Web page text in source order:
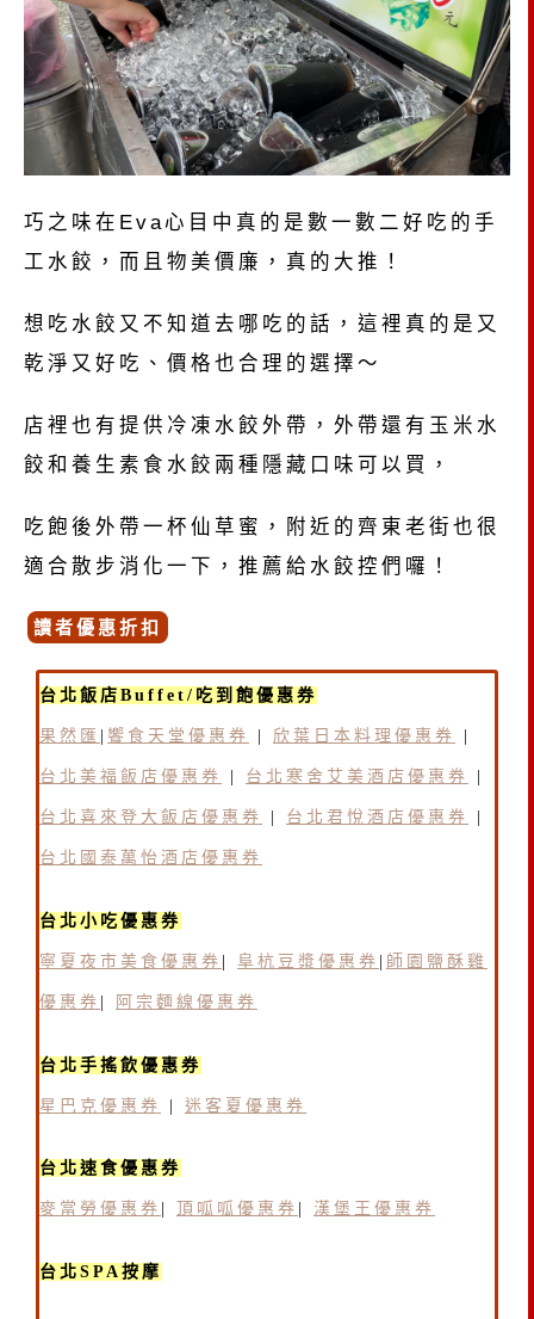
巧之味在Eva心目中真的是數一數二好吃的手
工水餃，而且物美價廉，真的大推！
想吃水餃又不知道去哪吃的話，這裡真的是又
乾淨又好吃、價格也合理的選擇～
店裡也有提供冷凍水餃外帶，外帶還有玉米水
餃和養生素食水餃兩種隱藏口味可以買，
吃飽後外帶一杯仙草蜜，附近的齊東老街也很
適合散步消化一下，推薦給水餃控們囉！
讀者優惠折扣
台北飯店Buffet/吃到飽優惠券
果然匯 饗食天堂優惠券 欣葉日本料理優惠券
台北美福飯店優惠券 台北寒舍艾美酒店優惠券
台北喜來登大飯店優惠券 台北君悅酒店優惠券
台北國泰萬怡酒店優惠券
台北小吃優惠券
寧夏夜市美食優惠券 阜杭豆漿優惠券 師園鹽酥雞
優惠券 阿宗麵線優惠券
台北手搖飲優惠券
星巴克優惠券 | 迷客夏優惠券
台北速食優惠券
麥當勞優惠券 頂呱呱優惠券 漢堡王優惠券
台北SPA按摩